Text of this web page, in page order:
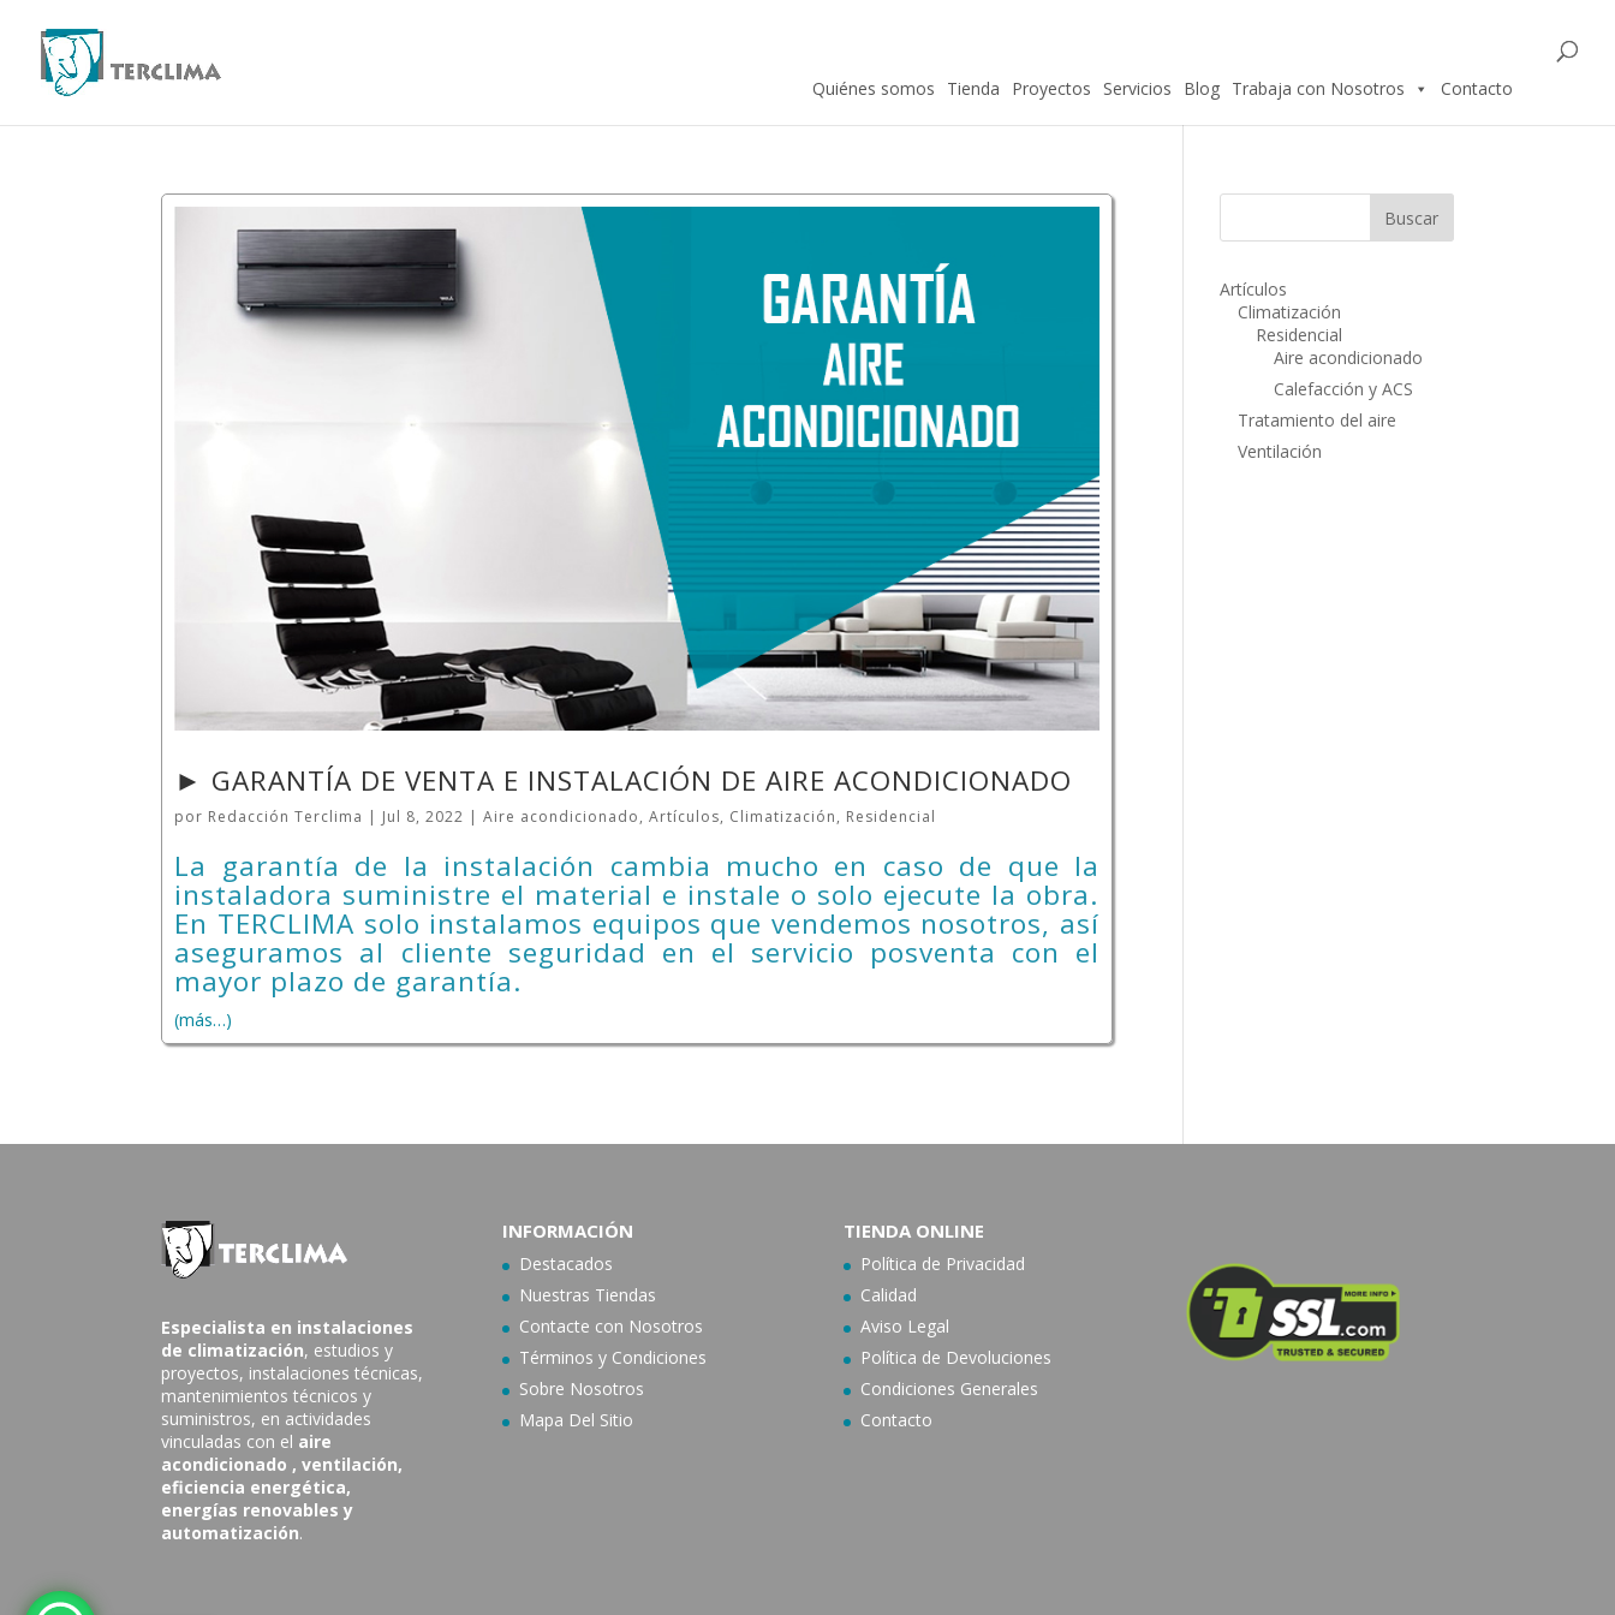
Quiénes somos Tienda Proyectos Servicios Blog Trabaja con Nosotros Contacto
► GARANTÍA DE VENTA E INSTALACIÓN DE AIRE ACONDICIONADO
por Redacción Terclima | Jul 8, 2022 |Aire acondicionado,Artículos, Climatización, Residencial
La garantía de la instalación cambia mucho en caso de que la
instaladora suministre el material e instale o solo ejecute la obra.
En TERCLIMA solo instalamos equipos que vendemos nosotros, así
aseguramos al cliente seguridad en el servicio posventa con el
mayor plazo de garantía.
(más…)
Artículos
Climatización
Residencial
Aire acondicionado
Calefacción y ACS
Tratamiento del aire
Ventilación
Especialista en instalaciones
de climatización, estudios y
proyectos, instalaciones técnicas,
mantenimientos técnicos y
suministros, en actividades
vinculadas con el aire
acondicionado , ventilación,
eficiencia energética,
energías renovables y
automatización.
INFORMACIÓN
Destacados
Nuestras Tiendas
Contacte con Nosotros
Términos y Condiciones
Sobre Nosotros
Mapa Del Sitio
TIENDA ONLINE
Política de Privacidad
Calidad
Aviso Legal
Política de Devoluciones
Condiciones Generales
Contacto